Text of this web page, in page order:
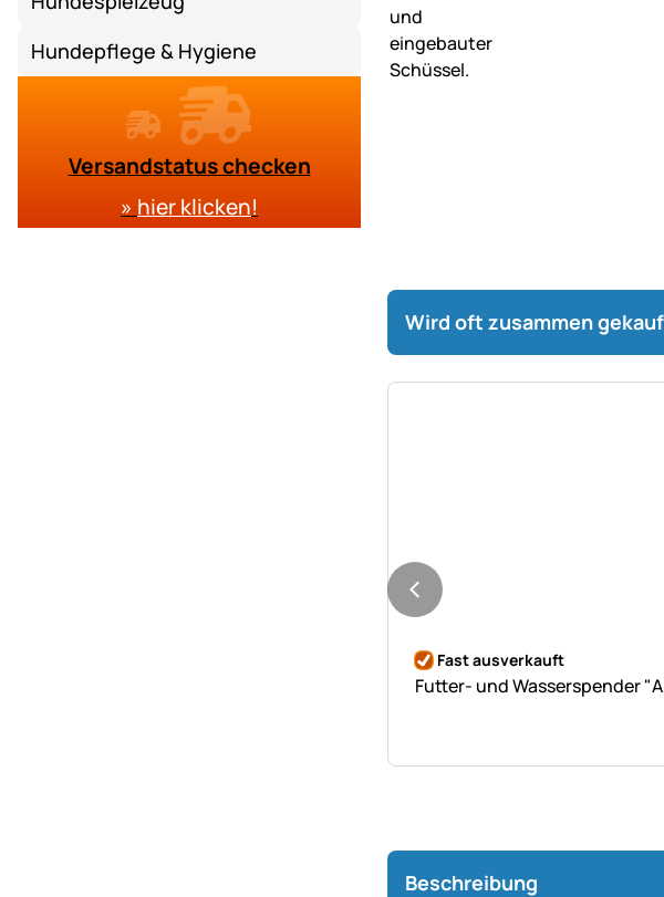
Hundepflege & Hygiene
Versandstatus checken
» hier klicken!
Wird oft zusammen
Noch keine Bewertungen
Fast ausverkauft
Futter- und Wasserspender
Beschreibung